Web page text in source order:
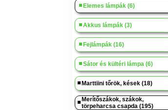
Elemes lámpák (6)
Akkus lámpák (3)
Fejlámpák (16)
Sátor és kültéri lámpa (6)
Marttiini tőrök, kések (18)
Merítőszákok, szákok,
törpeharcsa csapda (195)